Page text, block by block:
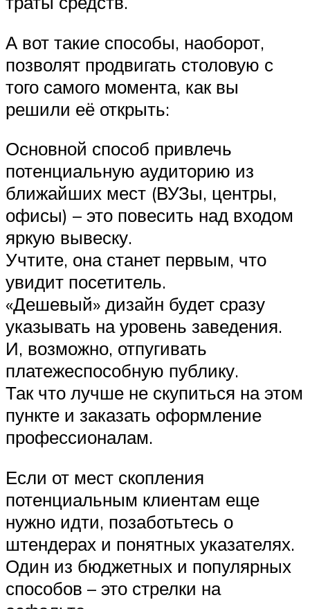
А вот такие способы, наоборот,
позволят продвигать столовую с
того самого момента, как вы
решили её открыть:
Основной способ привлечь
потенциальную аудиторию из
ближайших мест (ВУЗы, центры,
офисы) – это повесить над входом
яркую вывеску.
Учтите, она станет первым, что
увидит посетитель.
«Дешевый» дизайн будет сразу
указывать на уровень заведения.
И, возможно, отпугивать
платежеспособную публику.
Так что лучше не скупиться на этом
пункте и заказать оформление
профессионалам.
Если от мест скопления
потенциальным клиентам еще
нужно идти, позаботьтесь о
штендерах и понятных указателях.
Один из бюджетных и популярных
способов – это стрелки на